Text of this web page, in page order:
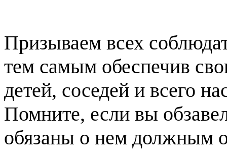
Призываем всех
тем самым обеспечив
детей, соседей и всего
Помните, если вы
обязаны о нем должным